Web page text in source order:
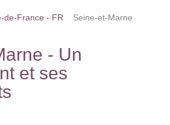
de-France - FR Seine-et-Marne
- Un
et ses